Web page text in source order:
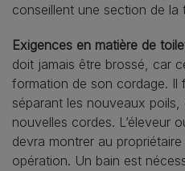
conseillent une section de la
Exigences en matière de
doit jamais être brossé, car
formation de son cordage. Il
séparant les nouveaux poils,
nouvelles cordes. L’éleveur
devra montrer au
opération. Un bain est